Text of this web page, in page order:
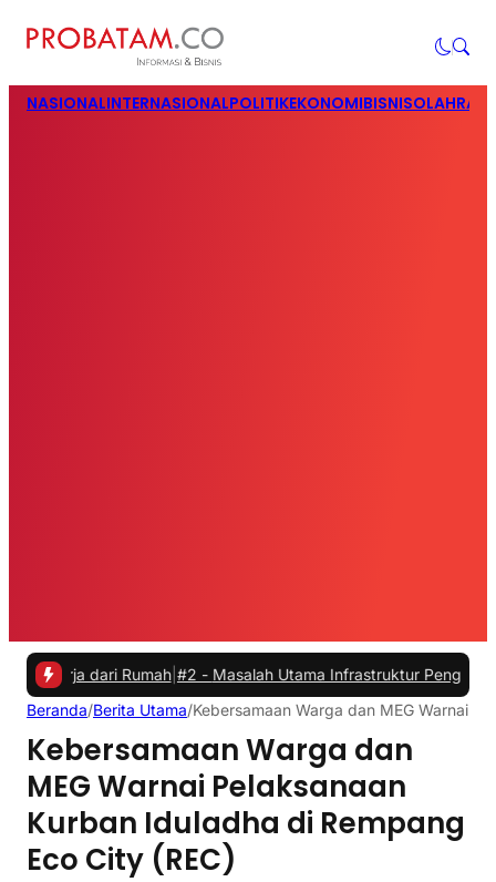
NASIONALINTERNASIONALPOLITIKEKONOMIBISNIS
Rumah |#2 -Masalah Utama Infrastruktur Pengisian Daya
Beranda/Berita Utama/Kebersamaan Warga dan MEG Warnai
Kebersamaan Warga dan
MEG Warnai Pelaksanaan
Kurban Iduladha di Rempang
Eco City (REC)